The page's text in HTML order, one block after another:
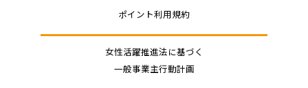
ポイント利用規約
女性活躍推進法に基づく
一般事業主行動計画